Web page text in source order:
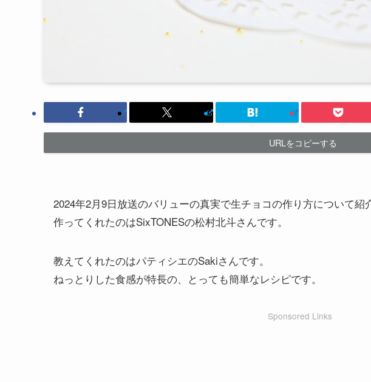
URLをコピーする
2024年2月9日放送のバリューの真実で生チョコの作り方について紹
作ってくれたのはSixTONESの松村北斗さんです。
教えてくれたのはパティシエのSakiさんです。
ねっとりした食感が特長の、とっても簡単なレシピです。
Sponsored Links